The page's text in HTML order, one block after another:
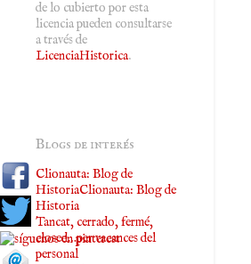
de lo cubierto por esta
licencia pueden consultarse
a través de
LicenciaHistorica.
Blogs de interés
Clionauta: Blog de
HistoriaClionauta: Blog de
Historia
Tancat, cerrado, fermé,
closed…per vacances del
personal